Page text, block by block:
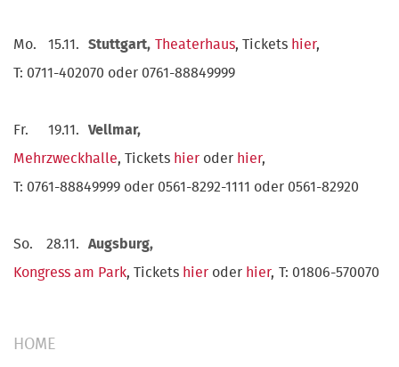
Mo. 15.11. Stuttgart, Theaterhaus, Tickets hier,
T: 0711-402070 oder 0761-88849999
Fr. 19.11. Vellmar,
Mehrzweckhalle, Tickets hier oder hier,
T: 0761-88849999 oder 0561-8292-1111 oder 0561-82920
So. 28.11. Augsburg,
Kongress am Park, Tickets hier oder hier, T: 01806-570070
HOME